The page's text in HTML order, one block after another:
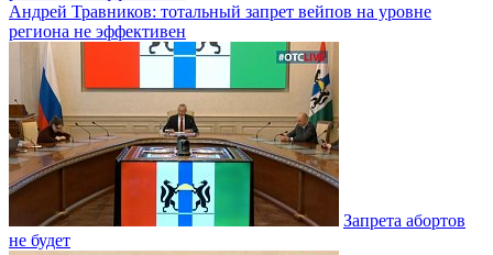
Андрей Травников: тотальный запрет вейпов на уровне
региона не эффективен
Запрета абортов
не будет